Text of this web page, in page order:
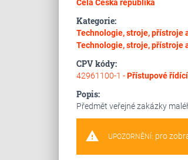
Celá Česká republika
Kategorie:
Technologie, stroje, přístroje
Technologie, stroje, přístroje
CPV kódy:
42961100-1 -Přístupové
Popis:
Předmět veřejné zakázky
warning UPOZORNĚNÍ: pro